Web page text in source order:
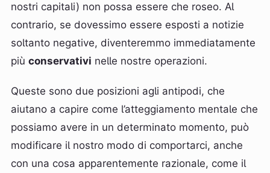
nostri capitali) non possa essere che roseo. Al
contrario, se dovessimo essere esposti a notizie
soltanto negative, diventeremmo immediatamente
più conservativi nelle nostre operazioni.
Queste sono due posizioni agli antipodi, che
aiutano a capire come l’atteggiamento mentale che
possiamo avere in un determinato momento, può
modificare il nostro modo di comportarci, anche
con una cosa apparentemente razionale, come il